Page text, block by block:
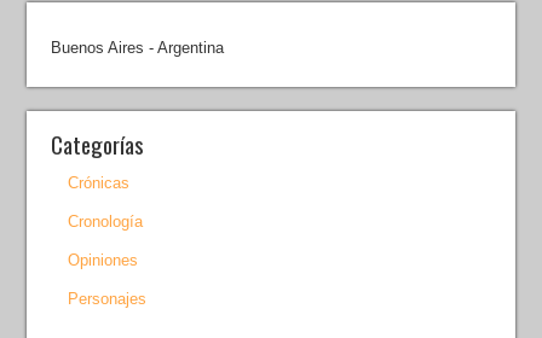
Buenos Aires - Argentina
Categorías
Crónicas
Cronología
Opiniones
Personajes